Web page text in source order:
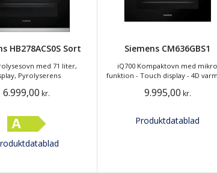
HB278ACS0S Sort
med 71 liter,
Pyrolyserens
6.999,00 kr.
Siemens CM636GBS1
iQ700 Kompaktovn med mikro
funktion - Touch display - 4D
9.995,00 kr.
Produktdatablad